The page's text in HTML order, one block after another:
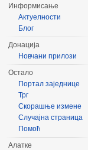
Информисање
Актуелности
Блог
Донација
Новчани прилози
Остало
Портал заједнице
Трг
Скорашње измене
Случајна страница
Помоћ
Алатке